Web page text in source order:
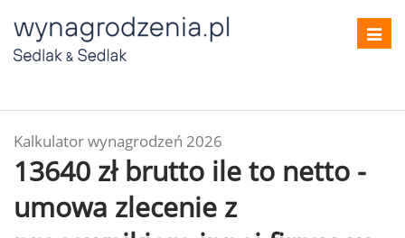
Kalkulator wynagrodzeń 2026
13640 zł brutto ile to netto -
umowa zlecenie z